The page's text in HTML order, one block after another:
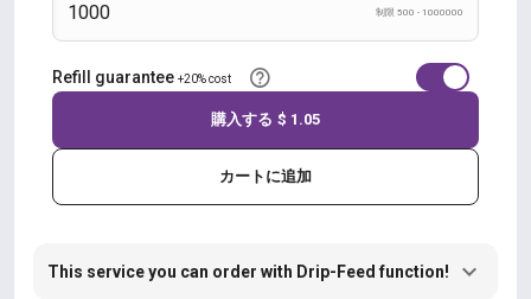
制限 500 - 1000000
Refill guarantee +20% cost
カートに追加
購入する $ 1.05
This service you can order with Drip-Feed function!